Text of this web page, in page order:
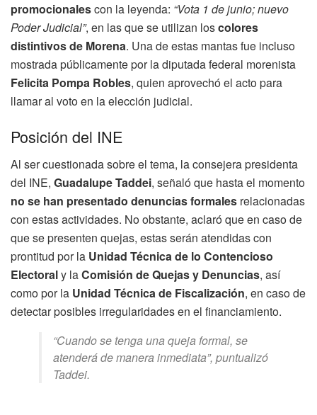
promocionalescon la leyenda: “Vota 1 de junio; nuevo
Poder Judicial”, en las que se utilizan loscolores
distintivos de Morena. Una de estas mantas fue incluso
mostrada públicamente por la diputada federal morenista
Felicita Pompa Robles, quien aprovechó el acto para
llamar al voto en la elección judicial.
Posición del INE
Al ser cuestionada sobre el tema, la consejera presidenta
del INE, Guadalupe Taddei, señaló que hasta el momento
no se han presentado denuncias formales relacionadas
con estas actividades. No obstante, aclaró que en caso de
que se presenten quejas, estas serán atendidas con
prontitud por la Unidad Técnica de lo Contencioso
Electoraly laComisión de Quejas y Denuncias, así
como por la Unidad Técnica de Fiscalización, en caso de
detectar posibles irregularidades en el financiamiento.
“Cuando se tenga una queja formal, se
atenderá de manera inmediata”, puntualizó
Taddei.